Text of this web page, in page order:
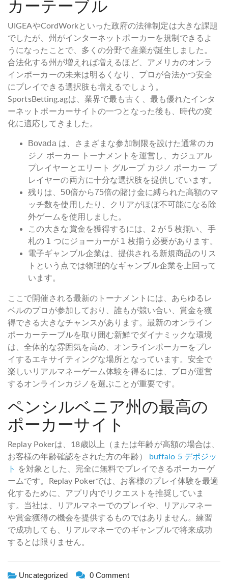
カーテーブル
UIGEAやCordWorkといった政府の法律制定は大きな課題
でしたが、州がインターネットポーカーを規制できるよ
うになったことで、多くの分野で産業が誕生しました。
合法化する州が増えれば増えるほど、アメリカのオンラ
インポーカーの未来は明るくなり、プロが合法かつ安全
にプレイできる選択肢も増えるでしょう。
SportsBetting.agは、業界で最も古く、最も優れたインタ
ーネットポーカーサイトの一つとなった後も、時代の変
化に適応してきました。
Bovada は、さまざまな参加制限を設けた通常のカ
ジノ ポーカー トーナメントを運営し、カジュアル
プレイヤーとエリート グループ カジノ ポーカー プ
レイヤーの両方に十分な選択肢を提供しています。
残りは、50倍から75倍の賭け金に縛られた高額のマ
ッチ数を使用したり、クリアがほぼ不可能になる除
外ゲームを使用しました。
この大きな賞金を獲得するには、2 が 5 枚揃い、手
札の 1 つにジョーカーが 1 枚揃う必要があります。
電子ギャンブル企業は、提供される新規商品のリス
トという点では物理的なギャンブル企業を上回って
います。
ここで開催される最新のトーナメントには、あらゆるレ
ベルのプロが参加しており、誰もが競い合い、賞金を獲
得できる大きなチャンスがあります。最新のオンライン
ポーカーテーブルを取り囲む新鮮でダイナミックな環境
は、全体的な雰囲気を高め、オンラインポーカーをプレ
イするエキサイティングな場所となっています。安全で
楽しいリアルマネーゲーム体験を得るには、プロが運営
するオンラインカジノを選ぶことが重要です。
ペンシルベニア州の最高の
ポーカーサイト
Replay Pokerは、18歳以上（または年齢が高額の場合は、
お客様の年齢確認をされた方の年齢）
buffalo 5 デポジッ
ト
を対象とした、完全に無料でプレイできるポーカーゲ
ームです。Replay Pokerでは、お客様のプレイ体験を最適
化するために、アプリ内でリクエストを推奨していま
す。当社は、リアルマネーでのプレイや、リアルマネー
や賞金獲得の機会を提供するものではありません。練習
で成功しても、リアルマネーでのギャンブルで将来成功
するとは限りません。
Uncategorized 0 Comment